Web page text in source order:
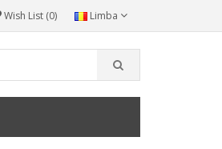
Limba
Wish List (0)